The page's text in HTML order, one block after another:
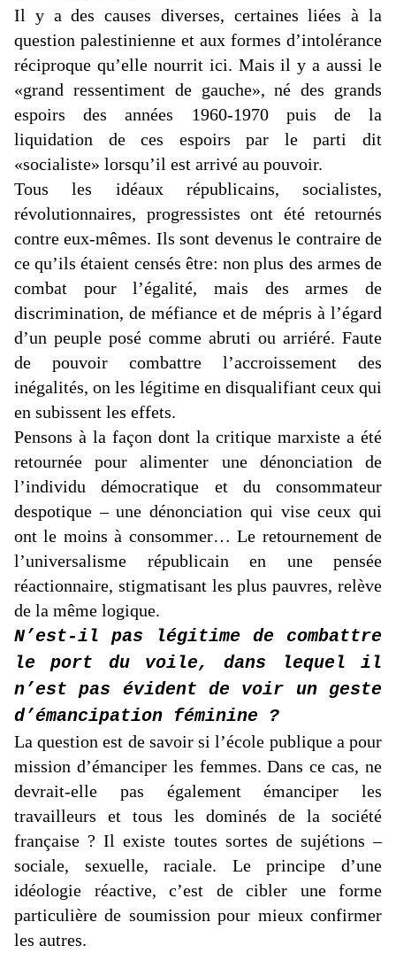
Il y a des causes diverses, certaines liées à la
question palestinienne et aux formes d’intolérance
réciproque qu’elle nourrit ici. Mais il y a aussi le
«grand ressentiment de gauche», né des grands
espoirs des années 1960-1970 puis de la
liquidation de ces espoirs par le parti dit
«socialiste» lorsqu’il est arrivé au pouvoir.
Tous les idéaux républicains, socialistes,
révolutionnaires, progressistes ont été retournés
contre eux-mêmes. Ils sont devenus le contraire de
ce qu’ils étaient censés être: non plus des armes de
combat pour l’égalité, mais des armes de
discrimination, de méfiance et de mépris à l’égard
d’un peuple posé comme abruti ou arriéré. Faute
de pouvoir combattre l’accroissement des
inégalités, on les légitime en disqualifiant ceux qui
en subissent les effets.
Pensons à la façon dont la critique marxiste a été
retournée pour alimenter une dénonciation de
l’individu démocratique et du consommateur
despotique – une dénonciation qui vise ceux qui
ont le moins à consommer… Le retournement de
l’universalisme républicain en une pensée
réactionnaire, stigmatisant les plus pauvres, relève
de la même logique.
N’est-il pas légitime de combattre
le port du voile, dans lequel il
n’est pas évident de voir un geste
d’émancipation féminine ?
La question est de savoir si l’école publique a pour
mission d’émanciper les femmes. Dans ce cas, ne
devrait-elle pas également émanciper les
travailleurs et tous les dominés de la société
française ? Il existe toutes sortes de sujétions –
sociale, sexuelle, raciale. Le principe d’une
idéologie réactive, c’est de cibler une forme
particulière de soumission pour mieux confirmer
les autres.